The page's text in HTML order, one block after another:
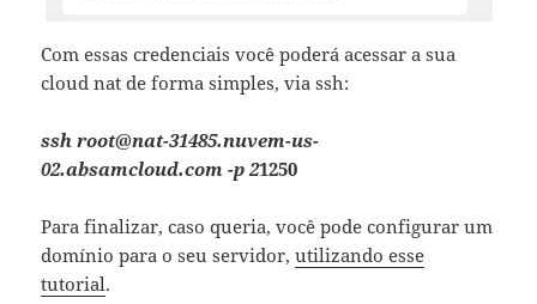
Com essas credenciais você poderá acessar a sua
cloud nat de forma simples, via ssh:
ssh root@nat-31485.nuvem-us-
02.absamcloud.com -p 21250
Para finalizar, caso queria, você pode configurar um
domínio para o seu servidor,utilizando esse
tutorial.